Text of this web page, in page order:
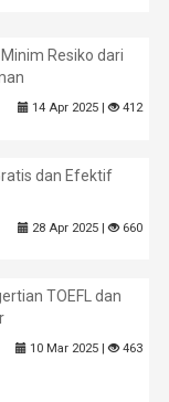
Resiko dari
14 Apr 2025 | 412
dan Efektif
28 Apr 2025 | 660
TOEFL dan
10 Mar 2025 | 463